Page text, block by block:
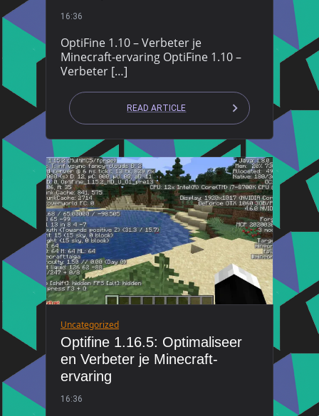
16:36
OptiFine 1.10 – Verbeter je
Minecraft-ervaring OptiFine 1.10 –
Verbeter […]
READ ARTICLE
Uncategorized
Optifine 1.16.5: Optimaliseer
en Verbeter je Minecraft-
ervaring
16:36